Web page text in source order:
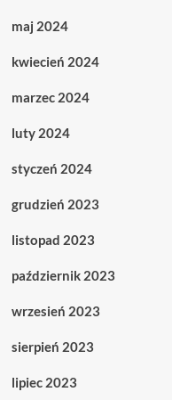
maj 2024
kwiecień 2024
marzec 2024
luty 2024
styczeń 2024
grudzień 2023
listopad 2023
październik 2023
wrzesień 2023
sierpień 2023
lipiec 2023